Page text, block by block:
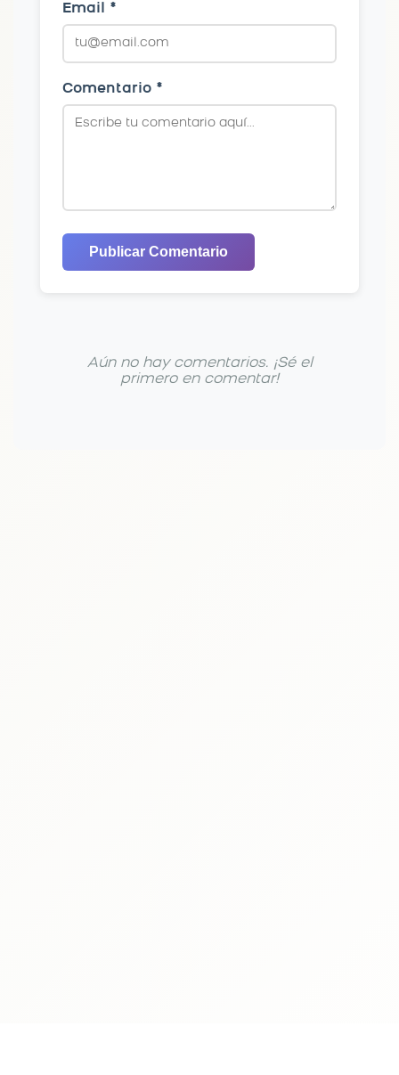
Email *
Comentario *
Publicar Comentario
Aún no hay comentarios. ¡Sé el
primero en comentar!